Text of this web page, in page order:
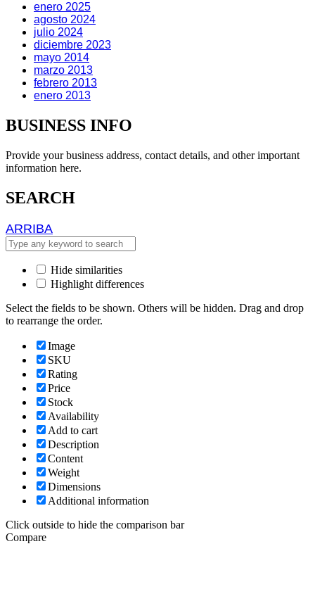
enero 2025
agosto 2024
julio 2024
diciembre 2023
mayo 2014
marzo 2013
febrero 2013
enero 2013
BUSINESS INFO
Provide your business address, contact details, and other important
information here.
SEARCH
ARRIBA
Hide similarities
Highlight differences
Select the fields to be shown. Others will be hidden. Drag and drop
to rearrange the order.
Image
SKU
Rating
Price
Stock
Availability
Add to cart
Description
Content
Weight
Dimensions
Additional information
Click outside to hide the comparison bar
Compare